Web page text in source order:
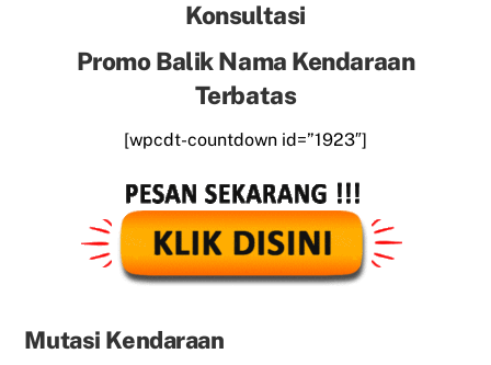
Konsultasi
Promo Balik Nama Kendaraan
Terbatas
[wpcdt-countdown id=”1923″]
Mutasi Kendaraan